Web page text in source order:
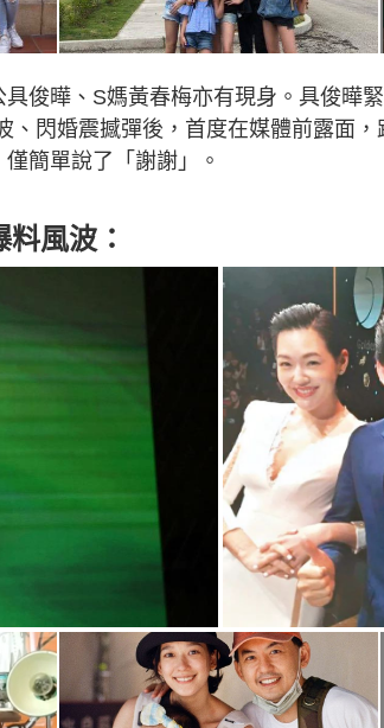
俊曄、S媽黃春梅亦有現身。具俊曄
、閃婚震撼彈後，首度在媒體前露面
簡單說了「謝謝」。
風波：